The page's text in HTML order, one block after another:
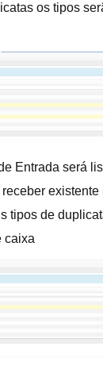
os tipos
Entrada será
existente
tipos de
caixa